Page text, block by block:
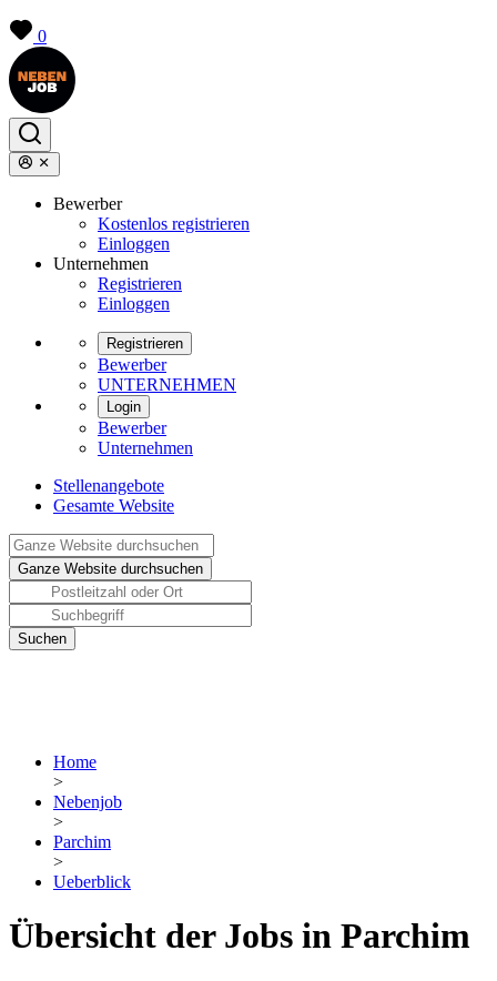
0
Bewerber
Kostenlos registrieren
Einloggen
Unternehmen
Registrieren
Einloggen
Registrieren
Bewerber
UNTERNEHMEN
Login
Bewerber
Unternehmen
Stellenangebote
Gesamte Website
Home
>
Nebenjob
>
Parchim
>
Ueberblick
Übersicht der Jobs in Parchim